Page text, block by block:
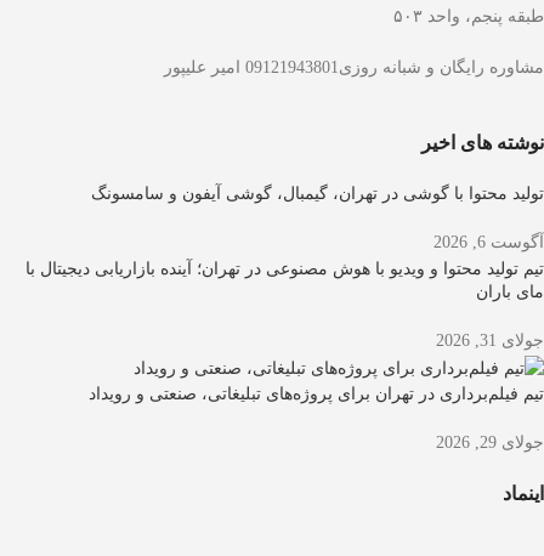
طبقه پنجم، واحد ۵۰۳
مشاوره رایگان و شبانه روزی09121943801 امیر علیپور
نوشته های اخیر
تولید محتوا با گوشی در تهران، گیمبال، گوشی آیفون و سامسونگ
آگوست 6, 2026
تیم تولید محتوا و ویدیو با هوش مصنوعی در تهران؛ آینده بازاریابی دیجیتال با
مای باران
جولای 31, 2026
تیم فیلم‌برداری در تهران برای پروژه‌های تبلیغاتی، صنعتی و رویداد
جولای 29, 2026
اینماد